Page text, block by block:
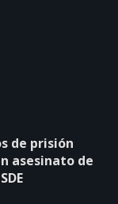
de prisión
asesinato de